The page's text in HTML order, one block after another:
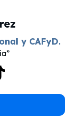
y CAFyD.